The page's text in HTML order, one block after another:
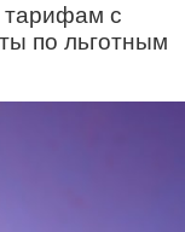
тарифам с
по льготным